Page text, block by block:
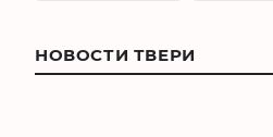
НОВОСТИ ТВЕРИ